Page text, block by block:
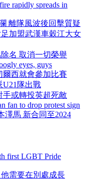
rapidly spreads in
瀾 離隊風波後回擊質疑
足加盟武漢車穀江大女
除名 取消一切榮譽
eyes, guys
爾西就會參加比賽
U21隊出戰
或轉投英超死敵
fan to drop protest sign
本澤馬 新合同至2024
first LGBT Pride
他需要在別處成長